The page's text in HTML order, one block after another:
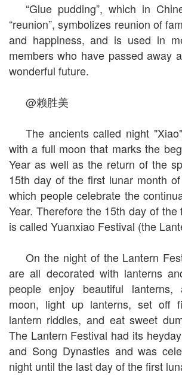
“Glue pudding”, which in
“reunion”, symbolizes reunion of
and happiness, and is used in
members who have passed away
wonderful future.
@赖胜美
The ancients called night
with a full moon that marks the
Year as well as the return of the
15th day of the first lunar month
which people celebrate the
Year. Therefore the 15th day of the
is called Yuanxiao Festival (the
On the night of the Lantern
are all decorated with lanterns
people enjoy beautiful
moon, light up lanterns, set off
lantern riddles, and eat sweet
The Lantern Festival had its
and Song Dynasties and was
night until the last day of the first